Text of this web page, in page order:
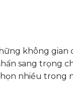
không gian
sang trọng
nhiều trong